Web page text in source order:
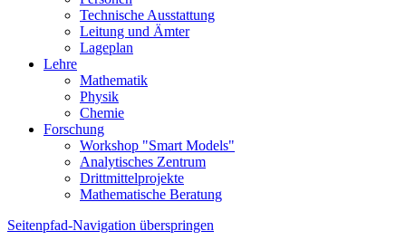
Technische Ausstattung
Leitung und Ämter
Lageplan
Lehre
Mathematik
Physik
Chemie
Forschung
Workshop "Smart Models"
Analytisches Zentrum
Drittmittelprojekte
Mathematische Beratung
Seitenpfad-Navigation überspringen